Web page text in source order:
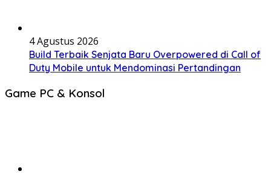
4 Agustus 2026
Build Terbaik Senjata Baru Overpowered di Call of
Duty Mobile untuk Mendominasi Pertandingan
Game PC & Konsol